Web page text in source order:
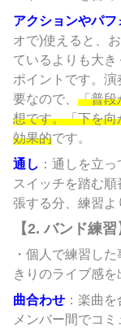
アクションやパフ
オで)使えると、
ているよりも大
ポイントです。
要なので、 「普段
想です。「下を
効果的です。
通し ：通しを立
スイッチを踏む
張する分、練習よ
【2. バンド練習
・個人で練習し
きりのライブ感を
曲合わせ ：楽曲
メンバー間でコ